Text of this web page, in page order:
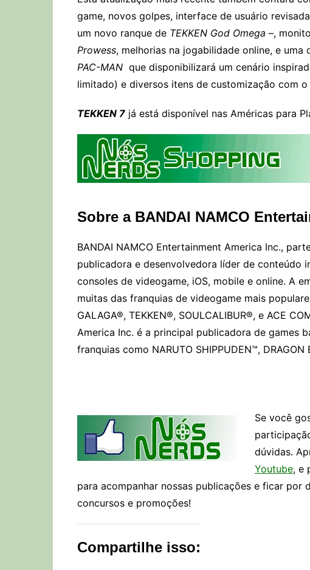
game, novos golpes, interface de usuário
um novo ranque de TEKKEN God Omega –,
Prowess, melhorias na jogabilidade online, e
PAC-MAN que disponibilizará um cenário
limitado) e diversos itens de customização com
TEKKEN 7 já está disponível nas Américas para
Sobre a BANDAI NAMCO
BANDAI NAMCO Entertainment America Inc.,
publicadora e desenvolvedora líder de conteúdo
consoles de videogame, iOS, mobile e online. A
muitas das franquias de videogame mais
GALAGA®, TEKKEN®, SOULCALIBUR®, e ACE
America Inc. é a principal publicadora de games
franquias como NARUTO SHIPPUDEN™, DRAGON
Se você
dúvidas.
Youtube, e
para acompanhar nossas publicações e ficar por
concursos e promoções!
Compartilhe isso: